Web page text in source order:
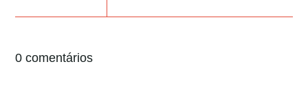
0 comentários